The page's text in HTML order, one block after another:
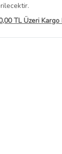
TL Üzeri Kargo